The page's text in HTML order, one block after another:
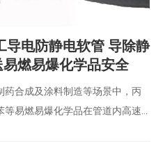
导电防静电软管 导除静
燃易爆化学品安全
药合成及涂料制造等场景中，丙
等易燃易爆化学品在管道内高速